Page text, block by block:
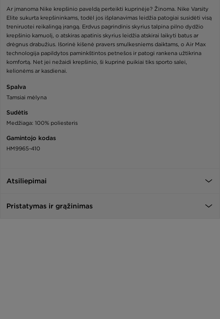
Ar įmanoma Nike krepšinio paveldą perteikti kuprinėje? Žinoma. Nike Varsity
Elite sukurta krepšininkams, todėl jos išplanavimas leidžia patogiai susidėti visą
treniruotei reikalingą įrangą. Erdvus pagrindinis skyrius talpina pilno dydžio
krepšinio kamuolį, o atskiras apatinis skyrius leidžia atskirai laikyti batus ar
drėgnus drabužius. Išorinė kišenė pravers smulkesniems daiktams, o Air Max
technologija papildytos paminkštintos petnešos ir patogi rankena užtikrina
komfortą. Net jei nežaidi krepšinio, ši kuprinė puikiai tiks sporto salei,
kelionėms ar kasdienai.
Spalva
Tamsiai mėlyna
Sudėtis
Medžiaga: 100% poliesteris
Gamintojo kodas
HM9965-410
Atsiliepimai
Pristatymas ir grąžinimas